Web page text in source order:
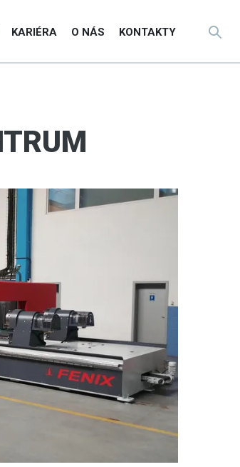
KARIÉRA O NÁS KONTAKTY